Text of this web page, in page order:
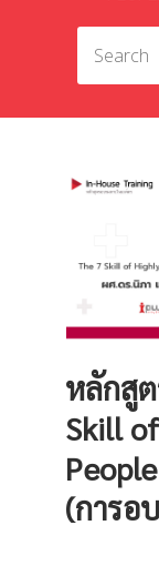
หลักสู
Skill
People
(การอ